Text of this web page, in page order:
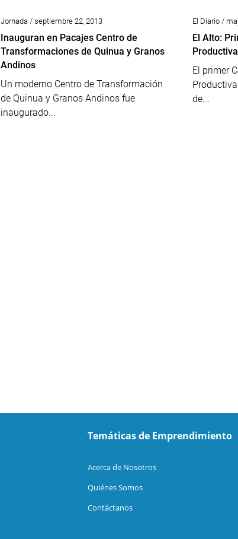
Jornada / septiembre 22, 2013
Inauguran en Pacajes Centro de
Transformaciones de Quinua y Granos
Andinos
Un moderno Centro de Transformación
de Quinua y Granos Andinos fue
inaugurado...
El Diario /
El Alto:
El primer
de...
Temáticas de Emprendimiento
Acerca de Nosotros
Quiénes Somos
Contáctanos